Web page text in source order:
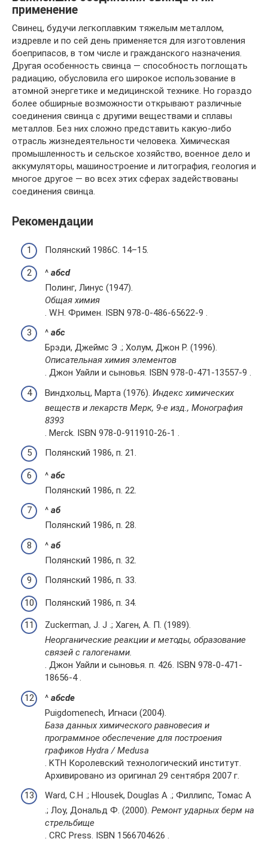
применение
Свинец, будучи легкоплавким тяжелым металлом,
издревле и по сей день применяется для изготовления
боеприпасов, в том числе и гражданского назначения.
Другая особенность свинца — способность поглощать
радиацию, обусловила его широкое использование в
атомной энергетике и медицинской технике. Но гораздо
более обширные возможности открывают различные
соединения свинца с другими веществами и сплавы
металлов. Без них сложно представить какую-либо
отрасль жизнедеятельности человека. Химическая
промышленность и сельское хозяйство, военное дело и
аккумуляторы, машиностроение и литография, геология и
многое другое — во всех этих сферах задействованы
соединения свинца.
Рекомендации
Полянский 1986С. 14–15.
^ абcd
Полинг, Линус (1947).
Общая химия
. W.H. Фримен. ISBN 978-0-486-65622-9 .
^ абc
Брэди, Джеймс Э .; Холум, Джон Р. (1996).
Описательная химия элементов
. Джон Уайли и сыновья. ISBN 978-0-471-13557-9 .
Виндхольц, Марта (1976). Индекс химических
веществ и лекарств Мерк, 9-е изд., Монография
8393
. Merck. ISBN 978-0-911910-26-1 .
Полянский 1986, п. 21.
^ абc
Полянский 1986, п. 22.
^ аб
Полянский 1986, п. 28.
^ аб
Полянский 1986, п. 32.
Полянский 1986, п. 33.
Полянский 1986, п. 34.
Zuckerman, J. J .; Хаген, А. П. (1989).
Неорганические реакции и методы, образование
связей с галогенами.
. Джон Уайли и сыновья. п. 426. ISBN 978-0-471-
18656-4 .
^ абcdе
Puigdomenech, Игнаси (2004).
База данных химического равновесия и
программное обеспечение для построения
графиков Hydra / Medusa
. KTH Королевский технологический институт.
Архивировано из оригинал 29 сентября 2007 г.
Ward, C.H .; Hlousek, Douglas A .; Филлипс, Томас А
.; Лоу, Дональд Ф. (2000). Ремонт ударных берм на
стрельбище
. CRC Press. ISBN 1566704626 .